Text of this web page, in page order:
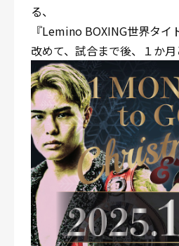
Tel/Fax：042-
営業時間：月〜土 14:00〜
る、
『Lemino BOXING世界タイ
改めて、試合まで後、１か月